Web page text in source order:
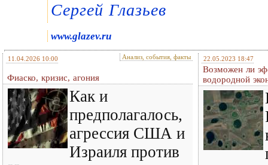
Сергей Глазьев
www.glazev.ru
11.04.2026 10:00 Анализ, события, факты
Фиаско, кризис, агония
Как и
предполагалось,
агрессия США и
Израиля против
22.05.2023 18:47
Возможен ли
водородной